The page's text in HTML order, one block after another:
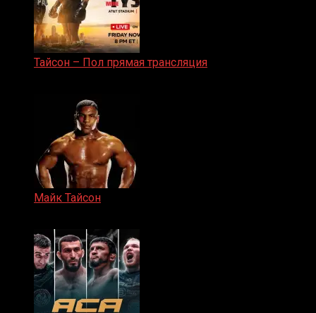
Тайсон – Пол прямая трансляция
Майк Тайсон